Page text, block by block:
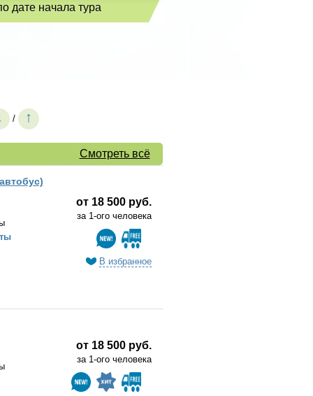
дате начала тура
/ ↑
Смотреть всё
от 18 500 руб.
за 1-ого человека
В избранное
от 18 500 руб.
за 1-ого человека